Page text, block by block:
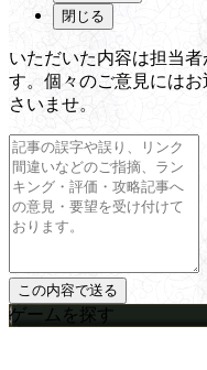
閉じる
いただいた内容は担当
す。個々のご意見には
さいませ。
ゲームを探す